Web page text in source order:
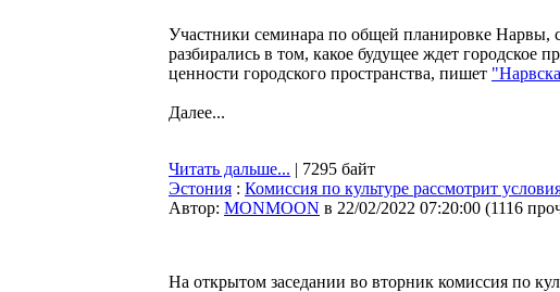
Участники семинара по общей планировке Нарвы,
разбирались в том, какое будущее ждет городское
ценности городского пространства, пишет
Далее...
Читать дальше... | 7295 байт
Эстония : Комиссия по культуре рассмотрит
Автор: MONMOON в 22/02/2022 07:20:00 (1116
На открытом заседании во вторник комиссия по